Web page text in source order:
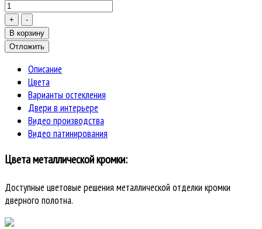
Описание
Цвета
Варианты остекления
Двери в интерьере
Видео производства
Видео патинирования
Цвета металлической кромки:
Доступные цветовые решения металлической отделки кромки
дверного полотна.